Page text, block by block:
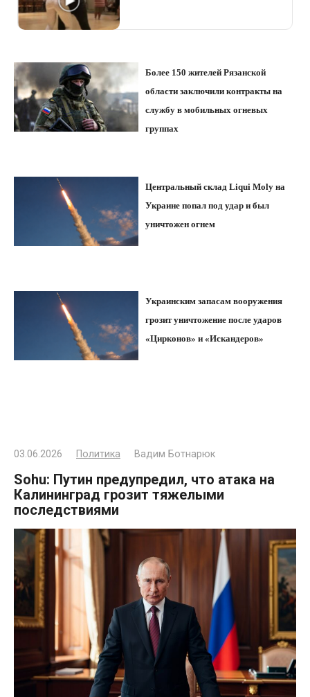
Более 150 жителей Рязанской
области заключили контракты на
службу в мобильных огневых
группах
Центральный склад Liqui Moly на
Украине попал под удар и был
уничтожен огнем
Украинским запасам вооружения
грозит уничтожение после ударов
«Цирконов» и «Искандеров»
03.06.2026 Политика Вадим Ботнарюк
Sohu: Путин предупредил, что атака на
Калининград грозит тяжелыми
последствиями